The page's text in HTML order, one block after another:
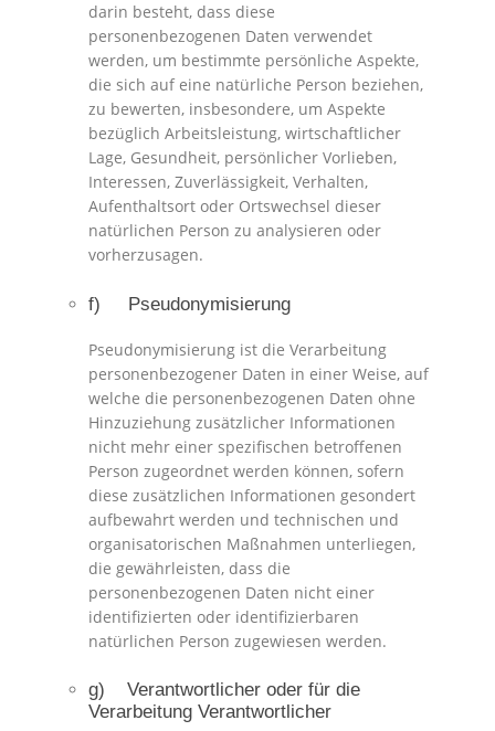
darin besteht, dass diese
personenbezogenen Daten verwendet
werden, um bestimmte persönliche Aspekte,
die sich auf eine natürliche Person beziehen,
zu bewerten, insbesondere, um Aspekte
bezüglich Arbeitsleistung, wirtschaftlicher
Lage, Gesundheit, persönlicher Vorlieben,
Interessen, Zuverlässigkeit, Verhalten,
Aufenthaltsort oder Ortswechsel dieser
natürlichen Person zu analysieren oder
vorherzusagen.
f) Pseudonymisierung
Pseudonymisierung ist die Verarbeitung
personenbezogener Daten in einer Weise, auf
welche die personenbezogenen Daten ohne
Hinzuziehung zusätzlicher Informationen
nicht mehr einer spezifischen betroffenen
Person zugeordnet werden können, sofern
diese zusätzlichen Informationen gesondert
aufbewahrt werden und technischen und
organisatorischen Maßnahmen unterliegen,
die gewährleisten, dass die
personenbezogenen Daten nicht einer
identifizierten oder identifizierbaren
natürlichen Person zugewiesen werden.
g) Verantwortlicher oder für die
Verarbeitung Verantwortlicher